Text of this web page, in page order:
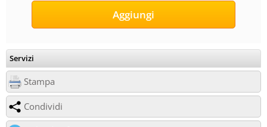
Servizi
Stampa
Condividi